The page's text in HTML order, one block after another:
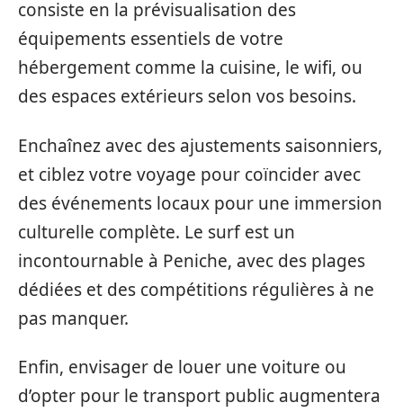
consiste en la prévisualisation des
équipements essentiels de votre
hébergement comme la cuisine, le wifi, ou
des espaces extérieurs selon vos besoins.
Enchaînez avec des ajustements saisonniers,
et ciblez votre voyage pour coïncider avec
des événements locaux pour une immersion
culturelle complète. Le surf est un
incontournable à Peniche, avec des plages
dédiées et des compétitions régulières à ne
pas manquer.
Enfin, envisager de louer une voiture ou
d’opter pour le transport public augmentera